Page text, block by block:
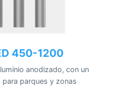
450-1200
anodizado, con un
parques y zonas